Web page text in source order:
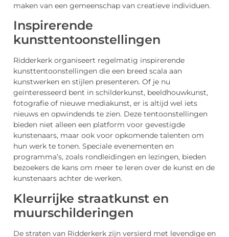
maken van een gemeenschap van creatieve individuen.
Inspirerende
kunsttentoonstellingen
Ridderkerk organiseert regelmatig inspirerende
kunsttentoonstellingen die een breed scala aan
kunstwerken en stijlen presenteren. Of je nu
geïnteresseerd bent in schilderkunst, beeldhouwkunst,
fotografie of nieuwe mediakunst, er is altijd wel iets
nieuws en opwindends te zien. Deze tentoonstellingen
bieden niet alleen een platform voor gevestigde
kunstenaars, maar ook voor opkomende talenten om
hun werk te tonen. Speciale evenementen en
programma’s, zoals rondleidingen en lezingen, bieden
bezoekers de kans om meer te leren over de kunst en de
kunstenaars achter de werken.
Kleurrijke straatkunst en
muurschilderingen
De straten van Ridderkerk zijn versierd met levendige en